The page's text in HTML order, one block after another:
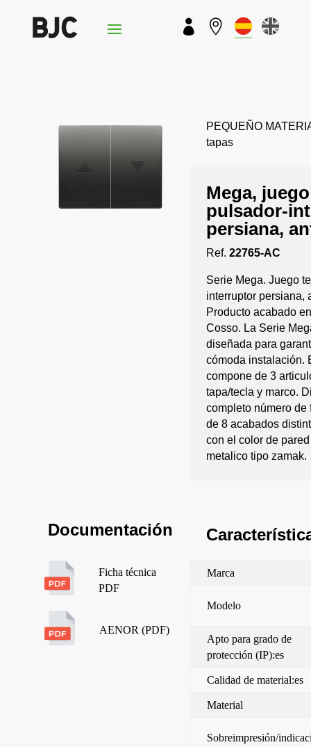
 
PEQUEÑO
tapas
Mega,
pulsador-
persiana,
Ref. 22765-AC
Serie Mega. Juego
interruptor persiana,
Producto acabado
Cosso. La Serie
diseñada para
cómoda instalación.
compone de 3
tapa/tecla y marco.
completo número
de 8 acabados
con el color de
metalico tipo zamak.
Documentación
Ficha técnica
PDF
AENOR (PDF)
Marca
Modelo
Apto para grado de
protección (IP):es
Calidad de material:es
Material
Sobreimpresión/